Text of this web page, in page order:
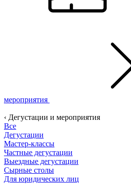
мероприятия
‹ Дегустации и мероприятия
Все
Дегустации
Мастер-классы
Частные дегустации
Выездные дегустации
Сырные столы
Для юридических лиц